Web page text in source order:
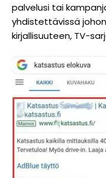
palvelusi tai
yhdistettävissä
kirjallisuuteen, TV-